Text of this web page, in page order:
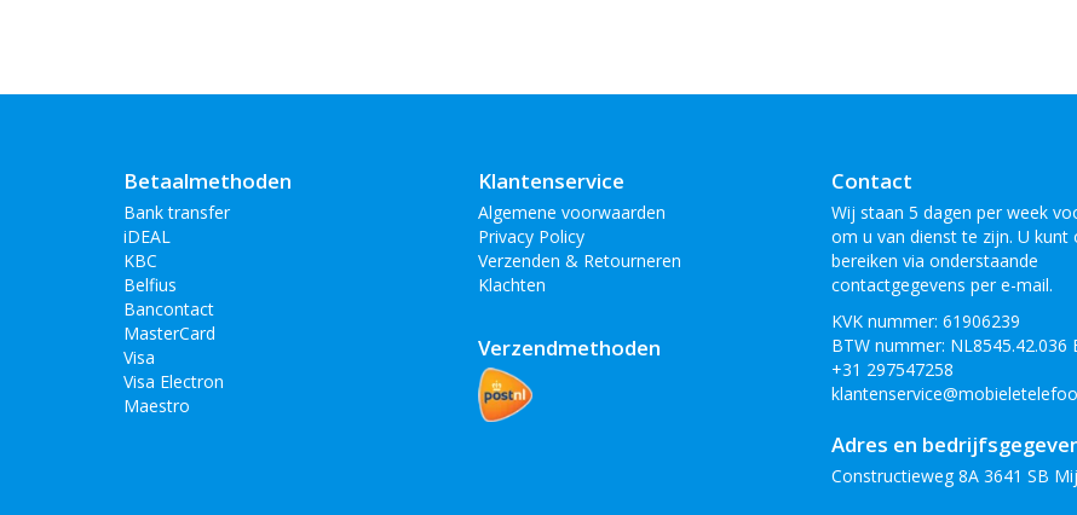
Betaalmethoden
Bank transfer
iDEAL
KBC
Belfius
Bancontact
MasterCard
Visa
Visa Electron
Maestro
Klantenservice
Algemene voorwaarden
Privacy Policy
Verzenden & Retourneren
Klachten
Verzendmethoden
Contact
Wij staan 5 dagen per week
om u van dienst te zijn. U kunt
bereiken via onderstaande
contactgegevens per e-mail.
KVK nummer: 61906239
BTW nummer: NL8545.42.036
+31 297547258
Adres en
Constructieweg 8A 3641 SB